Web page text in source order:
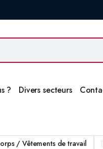
? Divers secteurs
/ Vêtements de travail